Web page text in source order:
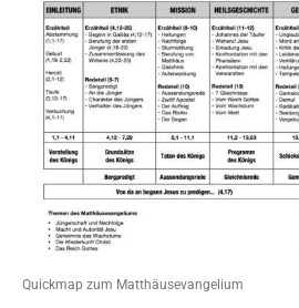
Quickmap zum Matthäusevangelium